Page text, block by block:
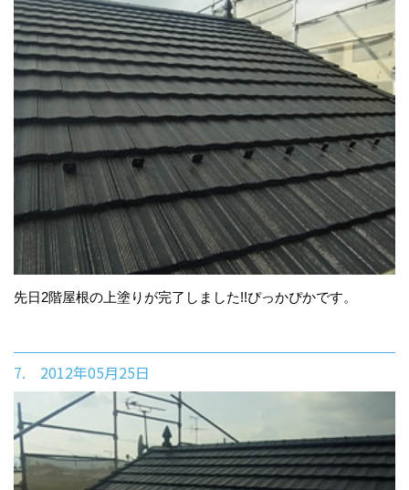
先日2階屋根の上塗りが完了しました!!ぴっかぴかです。
7. 2012年05月25日